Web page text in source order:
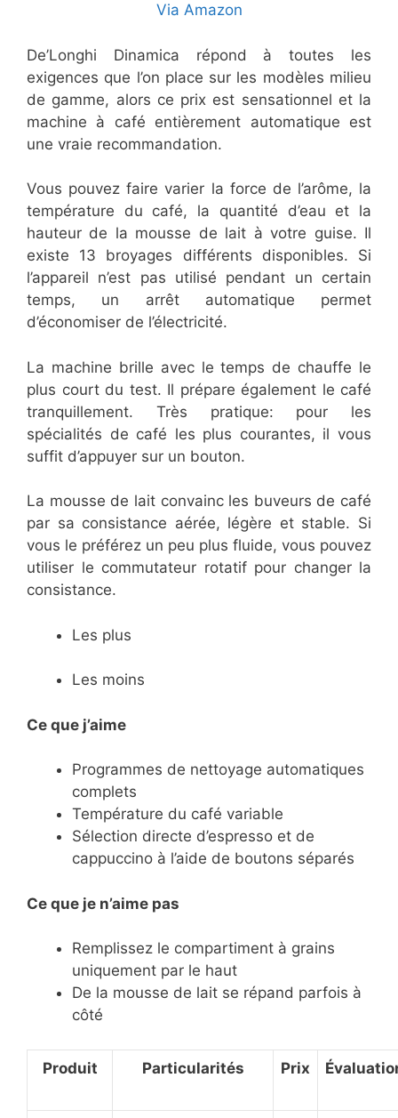
Via Amazon
De’Longhi Dinamica répond à toutes les
exigences que l’on place sur les modèles milieu
de gamme, alors ce prix est sensationnel et la
machine à café entièrement automatique est
une vraie recommandation.
Vous pouvez faire varier la force de l’arôme, la
température du café, la quantité d’eau et la
hauteur de la mousse de lait à votre guise. Il
existe 13 broyages différents disponibles. Si
l’appareil n’est pas utilisé pendant un certain
temps, un arrêt automatique permet
d’économiser de l’électricité.
La machine brille avec le temps de chauffe le
plus court du test. Il prépare également le café
tranquillement. Très pratique: pour les
spécialités de café les plus courantes, il vous
suffit d’appuyer sur un bouton.
La mousse de lait convainc les buveurs de café
par sa consistance aérée, légère et stable. Si
vous le préférez un peu plus fluide, vous pouvez
utiliser le commutateur rotatif pour changer la
consistance.
Les plus
Les moins
Ce que j’aime
Programmes de nettoyage automatiques
complets
Température du café variable
Sélection directe d’espresso et de
cappuccino à l’aide de boutons séparés
Ce que je n’aime pas
Remplissez le compartiment à grains
uniquement par le haut
De la mousse de lait se répand parfois à
côté
Produit Particularités Prix